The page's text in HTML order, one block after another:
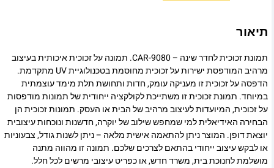
תיאור
תמונת זכוכית לחדר שינה – CAR-9080. תמונה על זכוכית איכותית בעיצוב
מרהיב המודפסת ישירות על זכוכית מחוסמת בטכנולוגיית UV מתקדמת.
הדפסה על זכוכית זו מעניקה עומק, חדות ותחושת תלת מימד עוצמתית
במיוחד. תמונת זכוכית זו משתייכת לקולקציה ייחודית של תמונות מודפסות
על זכוכית, המיועדות לעיצוב מרהיב של הבית או העסק. תמונות זכוכית הן
הבחירה האידיאלית למי שמחפש שילוב של יוקרה, חדשנות ונוכחות עיצובית
יוצאת דופן. המוצר ניתן להתאמה אישית מלאה – ניתן לשנות גודל, צבעוניות
או לבקש עיצוב ייחודי בהתאם לצרכים שלכם. תמונה זו מהווה מתנה
מושלמת לחנוכת בית, משרד חדש, או כפריט עיצובי מרשים לכל חלל.